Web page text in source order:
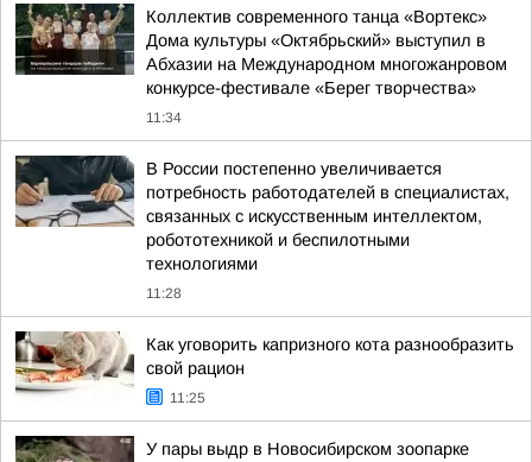
Коллектив современного танца «Вортекс»
Дома культуры «Октябрьский» выступил в
Абхазии на Международном многожанровом
конкурсе-фестивале «Берег творчества»
11:34
В России постепенно увеличивается
потребность работодателей в специалистах,
связанных с искусственным интеллектом,
робототехникой и беспилотными
технологиями
11:28
Как уговорить капризного кота разнообразить
свой рацион
11:25
У пары выдр в Новосибирском зоопарке